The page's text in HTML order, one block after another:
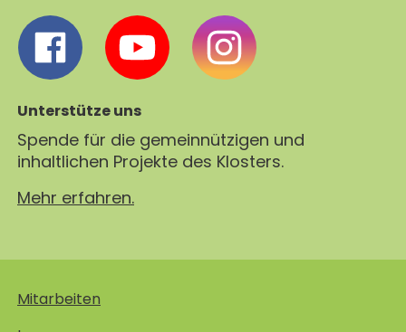
Unterstütze uns
Spende für die gemeinnützigen und
inhaltlichen Projekte des Klosters.
Mehr erfahren.
Mitarbeiten